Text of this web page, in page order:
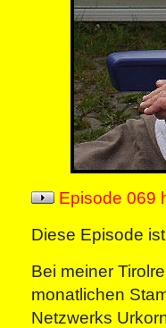
Episode 069
Diese Episode
Bei meiner
monatlichen
Netzwerks